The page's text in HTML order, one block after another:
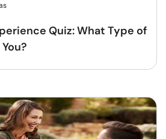
Quiz: What Type of